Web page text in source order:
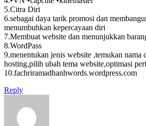
5.Citra Diri
6.sebagai daya tarik promosi dan
menumbuhkan kepercayaan diri
7.Membuat website dan menunjukkan
8.WordPass
9.menentukan jenis website ,temukan
hosting,pilih ubah tema website,optimasi
10.fachriramadhanhwords.wordpress.com
Reply